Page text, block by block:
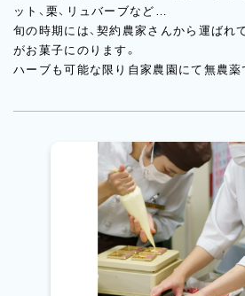
ット、栗、リュバーブなど…
旬の時期には、契約農家さんから運ばれ
がお菓子にのります。
ハーブも可能な限り自家農園にて無農薬